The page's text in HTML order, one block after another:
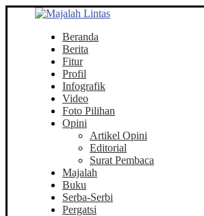
Beranda
Berita
Fitur
Profil
Infografik
Video
Foto Pilihan
Opini
Artikel Opini
Editorial
Surat Pembaca
Majalah
Buku
Serba-Serbi
Pergatsi